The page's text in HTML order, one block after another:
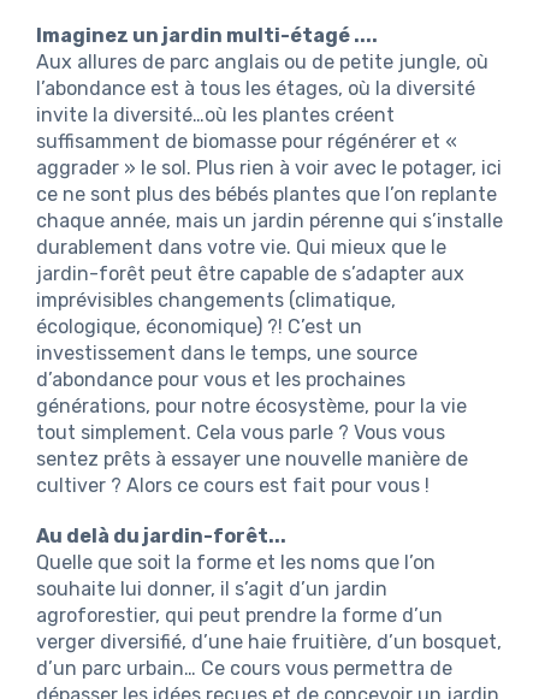
Imaginez un jardin multi-étagé ....
Aux allures de parc anglais ou de petite jungle, où
l’abondance est à tous les étages, où la diversité
invite la diversité…où les plantes créent
suffisamment de biomasse pour régénérer et «
aggrader » le sol. Plus rien à voir avec le potager, ici
ce ne sont plus des bébés plantes que l’on replante
chaque année, mais un jardin pérenne qui s’installe
durablement dans votre vie. Qui mieux que le
jardin-forêt peut être capable de s’adapter aux
imprévisibles changements (climatique,
écologique, économique) ?! C’est un
investissement dans le temps, une source
d’abondance pour vous et les prochaines
générations, pour notre écosystème, pour la vie
tout simplement. Cela vous parle ? Vous vous
sentez prêts à essayer une nouvelle manière de
cultiver ? Alors ce cours est fait pour vous !
Au delà du jardin-forêt...
Quelle que soit la forme et les noms que l’on
souhaite lui donner, il s’agit d’un jardin
agroforestier, qui peut prendre la forme d’un
verger diversifié, d’une haie fruitière, d’un bosquet,
d’un parc urbain… Ce cours vous permettra de